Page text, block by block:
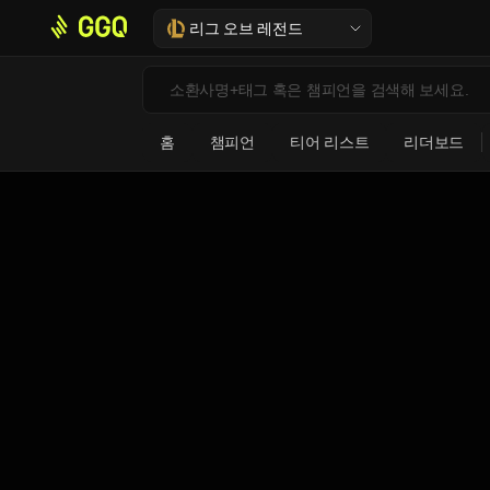
리그 오브 레전드
홈 챔피언 티어 리스트 리더보드